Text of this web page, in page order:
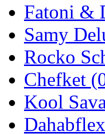
Fatoni &
Samy
Rocko
Chefket
Kool